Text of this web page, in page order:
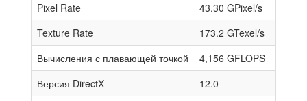
Pixel Rate
43.30 GPixel/s
Texture Rate
173.2 GTexel/s
Вычисления с плавающей точкой
4,156 GFLOPS
Версия DirectX
12.0